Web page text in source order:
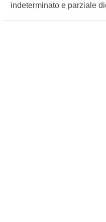
indeterminato e parziale